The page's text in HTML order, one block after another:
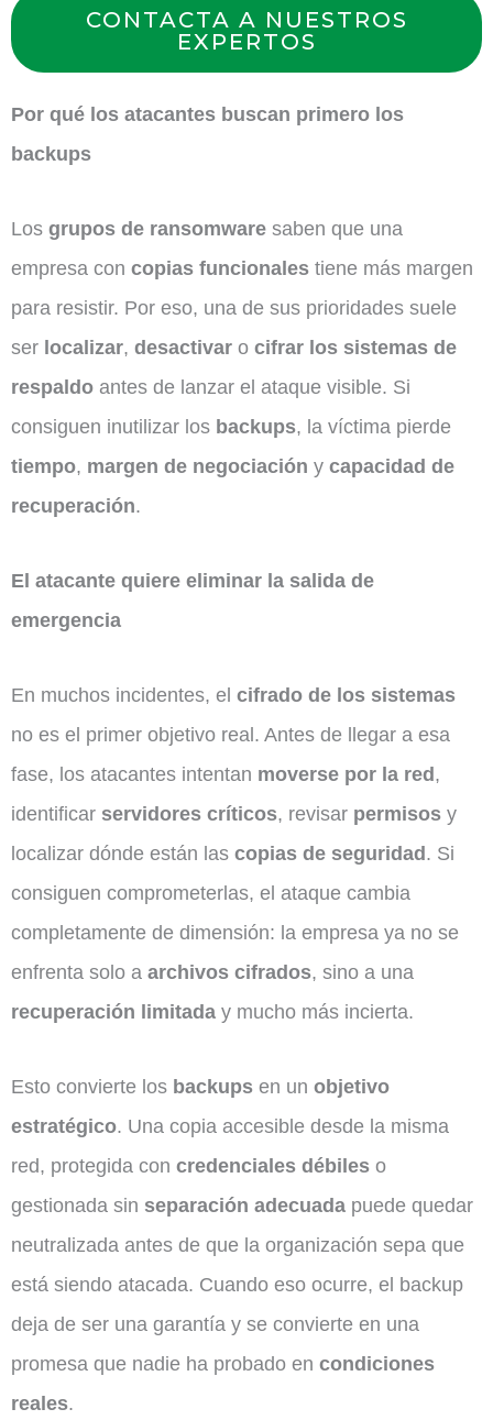
CONTACTA A NUESTROS
EXPERTOS
Por qué los atacantes buscan primero los
backups
Los grupos de ransomware saben que una
empresa con copias funcionales tiene más margen
para resistir. Por eso, una de sus prioridades suele
ser localizar, desactivar o cifrar los sistemas de
respaldo antes de lanzar el ataque visible. Si
consiguen inutilizar los backups, la víctima pierde
tiempo, margen de negociación y capacidad de
recuperación.
El atacante quiere eliminar la salida de
emergencia
En muchos incidentes, el cifrado de los sistemas
no es el primer objetivo real. Antes de llegar a esa
fase, los atacantes intentan moverse por la red,
identificar servidores críticos, revisar permisos y
localizar dónde están las copias de seguridad. Si
consiguen comprometerlas, el ataque cambia
completamente de dimensión: la empresa ya no se
enfrenta solo a archivos cifrados, sino a una
recuperación limitada y mucho más incierta.
Esto convierte los backups en un objetivo
estratégico. Una copia accesible desde la misma
red, protegida con credenciales débiles o
gestionada sin separación adecuada puede quedar
neutralizada antes de que la organización sepa que
está siendo atacada. Cuando eso ocurre, el backup
deja de ser una garantía y se convierte en una
promesa que nadie ha probado en condiciones
reales.